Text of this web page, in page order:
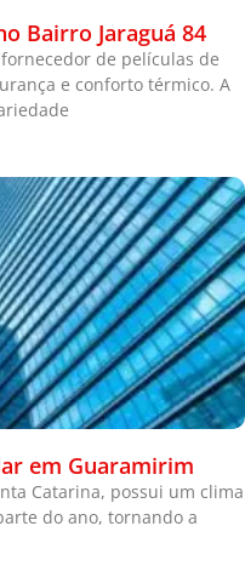
Bairro Jaraguá 84
de películas de
e conforto térmico. A
em Guaramirim
Catarina, possui um clima
do ano, tornando a